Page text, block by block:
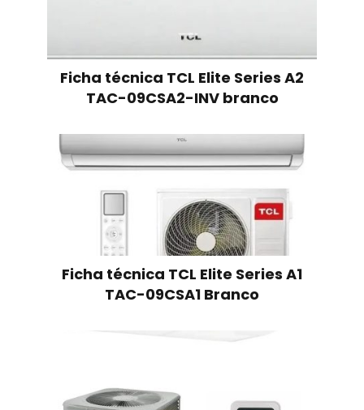
Ficha técnica TCL Elite Series A2
TAC-09CSA2-INV branco
Ficha técnica TCL Elite Series A1
TAC-09CSA1 Branco